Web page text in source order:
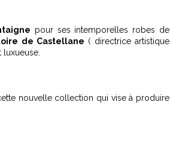
pour ses intemporelles robes de
de Castellane ( directrice artistique
nouvelle collection qui vise à produire